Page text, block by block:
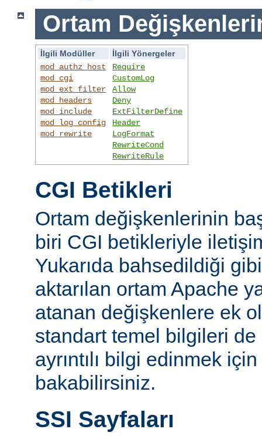
Ortam
İlgili Modüller
İlgili Yönergeler
mod_authz_host
mod_cgi
mod_ext_filter
mod_headers
mod_include
mod_log_config
mod_rewrite
Require
CustomLog
Allow
Deny
ExtFilterDefine
Header
LogFormat
RewriteCond
RewriteRule
CGI Betikleri
Ortam değişkenlerinin
biri CGI betikleriyle
Yukarıda bahsedildiği
aktarılan ortam Apache
atanan değişkenlere ek
standart temel bilgileri
ayrıntılı bilgi edinmek için
bakabilirsiniz.
SSI Sayfaları